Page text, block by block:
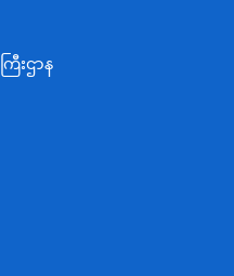
းဌာန
ြီးဌာန